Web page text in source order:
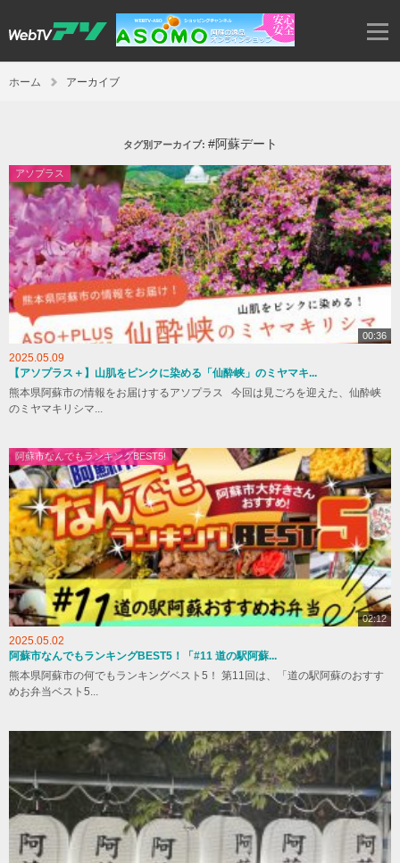
ホーム アーカイブ
タグ別アーカイブ: #阿蘇デート
アソプラス
00:36
2025.05.09
【アソプラス＋】山肌をピンクに染める「仙酔峡」のミヤマキ...
熊本県阿蘇市の情報をお届けするアソプラス 今回は見ごろを迎えた、仙酔峡
のミヤマキリシマ...
阿蘇市なんでもランキングBEST5!
02:12
2025.05.02
阿蘇市なんでもランキングBEST5！「#11 道の駅阿蘇...
熊本県阿蘇市の何でもランキングベスト5！ 第11回は、「道の駅阿蘇のおすす
めお弁当ベスト5...